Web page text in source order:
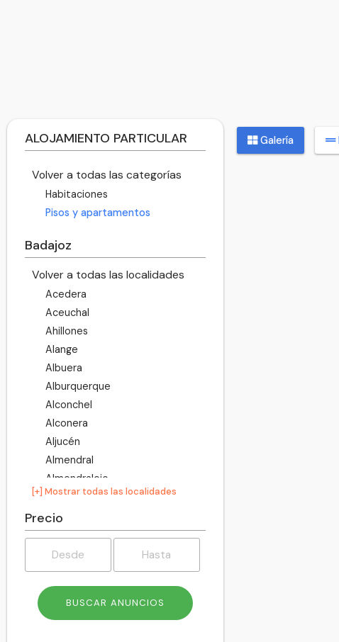
ALOJAMIENTO PARTICULAR
Volver a todas las categorías
Habitaciones
Pisos y apartamentos
Badajoz
Volver a todas las localidades
Acedera
Aceuchal
Ahillones
Alange
Albuera
Alburquerque
Alconchel
Alconera
Aljucén
Almendral
Almendralejo
Arroyo de San Serván
Atalaya
Azuaga
Badajoz
Barcarrota
Baterno
Benquerencia de la Serena
[+] Mostrar todas las localidades
Precio
Galería